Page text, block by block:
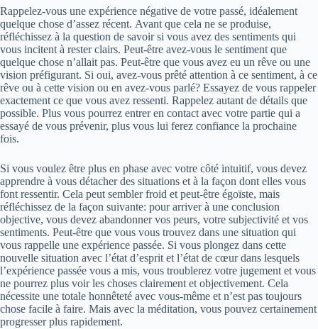
Rappelez-vous une expérience négative de votre passé, idéalement
quelque chose d’assez récent. Avant que cela ne se produise,
réfléchissez à la question de savoir si vous avez des sentiments qui
vous incitent à rester clairs. Peut-être avez-vous le sentiment que
quelque chose n’allait pas. Peut-être que vous avez eu un rêve ou une
vision préfigurant. Si oui, avez-vous prêté attention à ce sentiment, à ce
rêve ou à cette vision ou en avez-vous parlé? Essayez de vous rappeler
exactement ce que vous avez ressenti. Rappelez autant de détails que
possible. Plus vous pourrez entrer en contact avec votre partie qui a
essayé de vous prévenir, plus vous lui ferez confiance la prochaine
fois.
Si vous voulez être plus en phase avec votre côté intuitif, vous devez
apprendre à vous détacher des situations et à la façon dont elles vous
font ressentir. Cela peut sembler froid et peut-être égoïste, mais
réfléchissez de la façon suivante: pour arriver à une conclusion
objective, vous devez abandonner vos peurs, votre subjectivité et vos
sentiments. Peut-être que vous vous trouvez dans une situation qui
vous rappelle une expérience passée. Si vous plongez dans cette
nouvelle situation avec l’état d’esprit et l’état de cœur dans lesquels
l’expérience passée vous a mis, vous troublerez votre jugement et vous
ne pourrez plus voir les choses clairement et objectivement. Cela
nécessite une totale honnêteté avec vous-même et n’est pas toujours
chose facile à faire. Mais avec la méditation, vous pouvez certainement
progresser plus rapidement.